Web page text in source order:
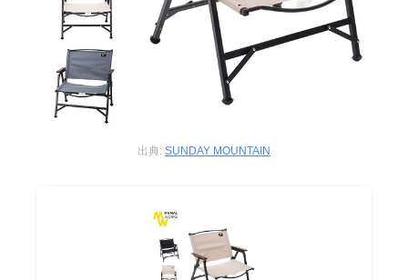
出典: SUNDAY MOUNTAIN